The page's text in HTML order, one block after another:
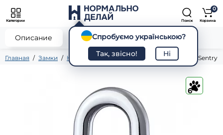
Категории Поиск
0
Корзина
Главная Замки Навесные Замок навесной Abloy PL350 Sentry
6
Описание Характеристики Отзывы
Спробуємо українською?
Так, звісно!
Ні